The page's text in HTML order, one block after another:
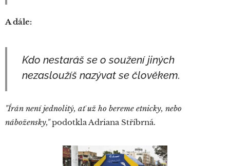
A dále:
Kdo nestaráš se o soužení jiných
nezasloužíš nazývat se člověkem.
"Írán není jednolitý, ať už ho bereme etnicky, nebo
nábožensky,"podotkla Adriana Stříbrná.